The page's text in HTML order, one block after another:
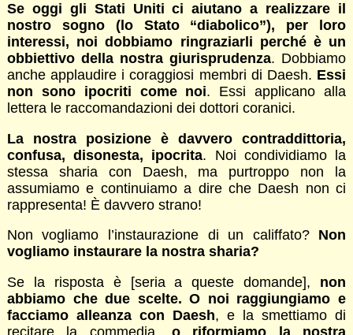
Se oggi gli Stati Uniti ci aiutano a realizzare il
nostro sogno (lo Stato “diabolico”), per loro
interessi, noi dobbiamo ringraziarli perché è un
obbiettivo della nostra giurisprudenza. Dobbiamo
anche applaudire i coraggiosi membri di Daesh. Essi
non sono ipocriti come noi. Essi applicano alla
lettera le raccomandazioni dei dottori coranici.
La nostra posizione è davvero contraddittoria,
confusa, disonesta, ipocrita. Noi condividiamo la
stessa sharia con Daesh, ma purtroppo non la
assumiamo e continuiamo a dire che Daesh non ci
rappresenta! È davvero strano!
Non vogliamo l’instaurazione di un califfato? Non
vogliamo instaurare la nostra sharia?
Se la risposta è [seria a queste domande], non
abbiamo che due scelte. O noi raggiungiamo e
facciamo alleanza con Daesh, e la smettiamo di
recitare la commedia, o riformiamo la nostra